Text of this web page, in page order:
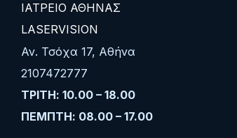
ΙΑΤΡΕΙΟ ΑΘΗΝΑΣ
LASERVISION
Αν. Τσόχα 17, Αθήνα
2107472777
ΤΡΙΤΗ: 10.00 – 18.00
ΠΕΜΠΤΗ: 08.00 – 17.00